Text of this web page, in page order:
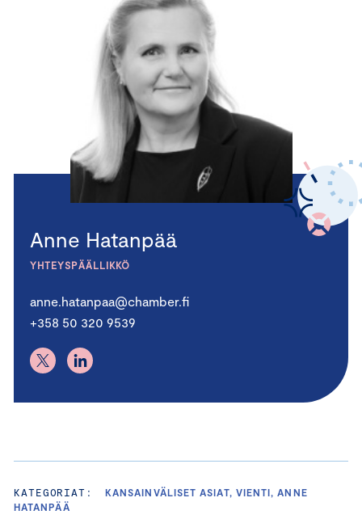
Anne Hatanpää
YHTEYSPÄÄLLIKKÖ
anne.hatanpaa@chamber.fi
+358 50 320 9539
KATEGORIAT:
KANSAINVÄLISET ASIAT, VIENTI, ANNE
HATANPÄÄ